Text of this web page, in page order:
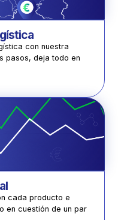
con nuestra
pasos, deja todo en
cada producto e
en cuestión de un par